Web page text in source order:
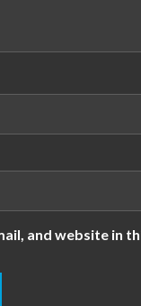
and website in